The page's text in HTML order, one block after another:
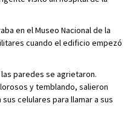
en el Museo Nacional de la
cuando el edificio empezó
paredes se agrietaron.
y temblando, salieron
celulares para llamar a sus